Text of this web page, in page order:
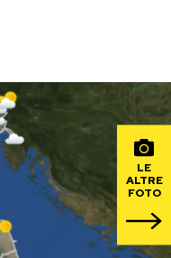
calcio 2026
LE
ALTRE
FOTO